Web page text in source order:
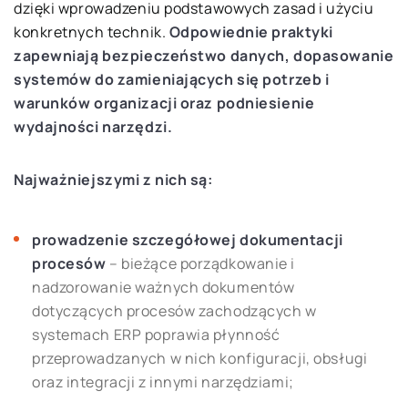
dzięki wprowadzeniu podstawowych zasad i użyciu
konkretnych technik. Odpowiednie praktyki
zapewniają bezpieczeństwo danych, dopasowanie
systemów do zamieniających się potrzeb i
warunków organizacji oraz podniesienie
wydajności narzędzi.
Najważniejszymi z nich są:
prowadzenie szczegółowej dokumentacji
procesów – bieżące porządkowanie i
nadzorowanie ważnych dokumentów
dotyczących procesów zachodzących w
systemach ERP poprawia płynność
przeprowadzanych w nich konfiguracji, obsługi
oraz integracji z innymi narzędziami;